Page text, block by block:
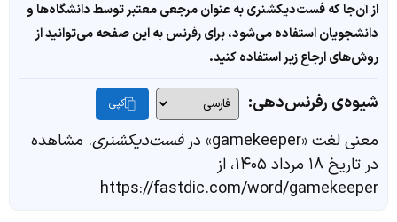
از آن‌جا که فست‌دیکشنری به عنوان مرجعی معتبر توسط دانشگاه‌ها و
دانشجویان استفاده می‌شود، برای رفرنس به این صفحه می‌توانید از
روش‌های ارجاع زیر استفاده کنید.
شیوه‌ی رفرنس‌دهی: کپی
معنی لغت «gamekeeper» در فست‌دیکشنری. مشاهده
در تاریخ ۱۸ مرداد ۱۴۰۵، از
https://fastdic.com/word/gamekeeper